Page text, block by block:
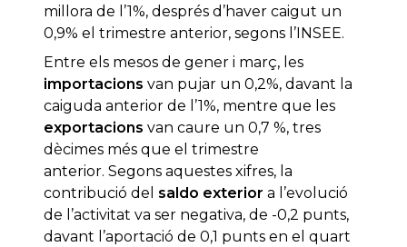
millora de l’1%, després d’haver caigut un
0,9% el trimestre anterior, segons l’INSEE.
Entre els mesos de gener i març, les
importacions van pujar un 0,2%, davant la
caiguda anterior de l’1%, mentre que les
exportacions van caure un 0,7 %, tres
dècimes més que el trimestre
anterior. Segons aquestes xifres, la
contribució del saldo exterior a l’evolució
de l’activitat va ser negativa, de -0,2 punts,
davant l’aportació de 0,1 punts en el quart